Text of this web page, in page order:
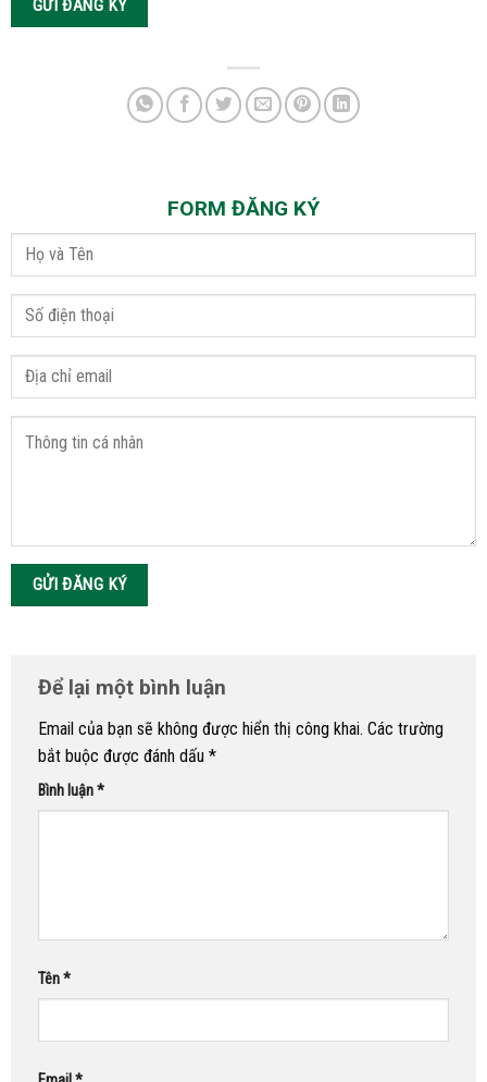
FORM ĐĂNG KÝ
Để lại một bình luận
Email của bạn sẽ không được hiển thị công khai. Các trường
bắt buộc được đánh dấu *
Bình luận*
Tên*